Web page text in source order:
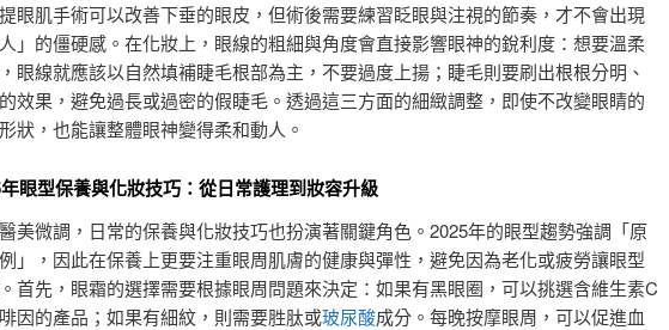
眼肌手術可以改善下垂的眼皮，但術後需要練習眨眼與注視的節奏，才不會出現
人」的僵硬感。在化妝上，眼線的粗細與角度會直接影響眼神的銳利度：想要溫柔
眼線就應該以自然填補睫毛根部為主，不要過度上揚；睫毛則要刷出根根分明、
效果，避免過長或過密的假睫毛。透過這三方面的細緻調整，即使不改變眼睛的
狀，也能讓整體眼神變得柔和動人。
眼型保養與化妝技巧：從日常護理到妝容升級
美微調，日常的保養與化妝技巧也扮演著關鍵角色。2025年的眼型趨勢強調「原
」，因此在保養上更要注重眼周肌膚的健康與彈性，避免因為老化或疲勞讓眼型
首先，眼霜的選擇需要根據眼周問題來決定：如果有黑眼圈，可以挑選含維生素C
因的產品；如果有細紋，則需要胜肽或玻尿酸成分。每晚按摩眼周，可以促進血